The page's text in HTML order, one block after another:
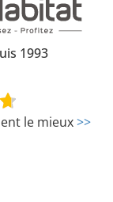
1993
le mieux>>